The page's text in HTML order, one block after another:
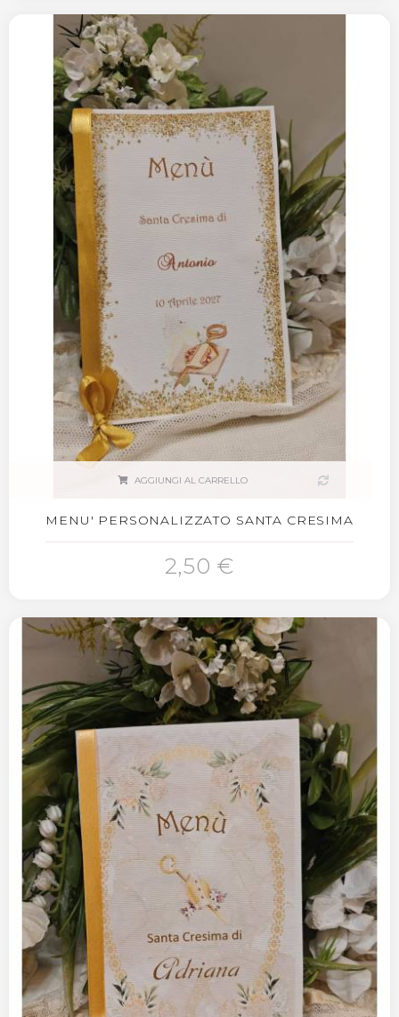
AGGIUNGI AL CARRELLO
MENU' PERSONALIZZATO SANTA CRESIMA
2,50 €